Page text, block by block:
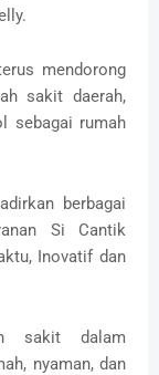
mendorong
sakit daerah,
sebagai rumah
berbagai
Si Cantik
Inovatif dan
sakit dalam
nyaman, dan